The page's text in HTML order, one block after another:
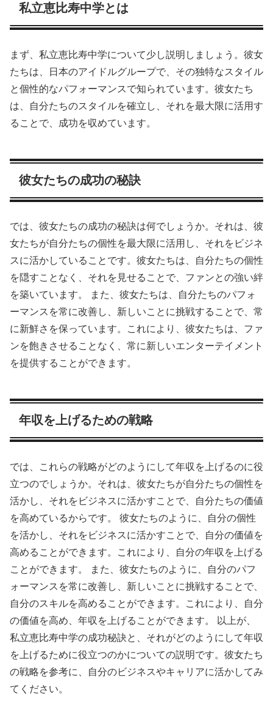
私立恵比寿中学とは
まず、私立恵比寿中学について少し説明しましょう。彼女
たちは、日本のアイドルグループで、その独特なスタイル
と個性的なパフォーマンスで知られています。彼女たち
は、自分たちのスタイルを確立し、それを最大限に活用す
ることで、成功を収めています。
彼女たちの成功の秘訣
では、彼女たちの成功の秘訣は何でしょうか。それは、彼
女たちが自分たちの個性を最大限に活用し、それをビジネ
スに活かしていることです。彼女たちは、自分たちの個性
を隠すことなく、それを見せることで、ファンとの強い絆
を築いています。 また、彼女たちは、自分たちのパフォ
ーマンスを常に改善し、新しいことに挑戦することで、常
に新鮮さを保っています。これにより、彼女たちは、ファ
ンを飽きさせることなく、常に新しいエンターテイメント
を提供することができます。
年収を上げるための戦略
では、これらの戦略がどのようにして年収を上げるのに役
立つのでしょうか。それは、彼女たちが自分たちの個性を
活かし、それをビジネスに活かすことで、自分たちの価値
を高めているからです。 彼女たちのように、自分の個性
を活かし、それをビジネスに活かすことで、自分の価値を
高めることができます。これにより、自分の年収を上げる
ことができます。 また、彼女たちのように、自分のパフ
ォーマンスを常に改善し、新しいことに挑戦することで、
自分のスキルを高めることができます。これにより、自分
の価値を高め、年収を上げることができます。 以上が、
私立恵比寿中学の成功秘訣と、それがどのようにして年収
を上げるために役立つのかについての説明です。彼女たち
の戦略を参考に、自分のビジネスやキャリアに活かしてみ
てください。